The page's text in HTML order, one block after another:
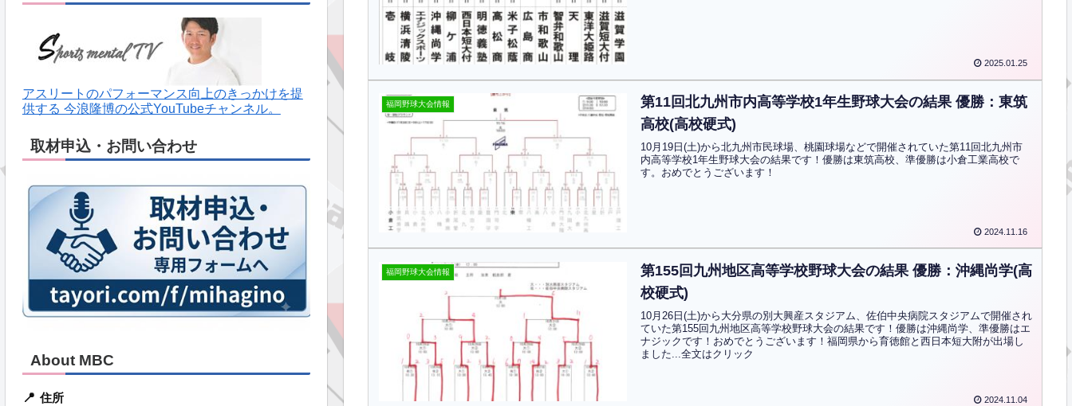
2025.01.25
福岡野球大会情報
第11回北九州市内高等学校1年生野球大会の結果 優勝：東筑
高校(高校硬式)
10月19日(土)から北九州市民球場、桃園球場などで開催されていた第11回北九州市
内高等学校1年生野球大会の結果です！優勝は東筑高校、準優勝は小倉工業高校で
す。おめでとうございます！
2024.11.16
福岡野球大会情報
第155回九州地区高等学校野球大会の結果 優勝：沖縄尚学(高
校硬式)
10月26日(土)から大分県の別大興産スタジアム、佐伯中央病院スタジアムで開催され
ていた第155回九州地区高等学校野球大会の結果です！優勝は沖縄尚学、準優勝はエ
ナジックです！おめでとうございます！福岡県から育徳館と西日本短大附が出場し
ました...全文はクリック
2024.11.04
アスリートのパフォーマンス向上のきっかけを提
供する 今浪隆博の公式YouTubeチャンネル。
取材申込・お問い合わせ
About MBC
📍 住所